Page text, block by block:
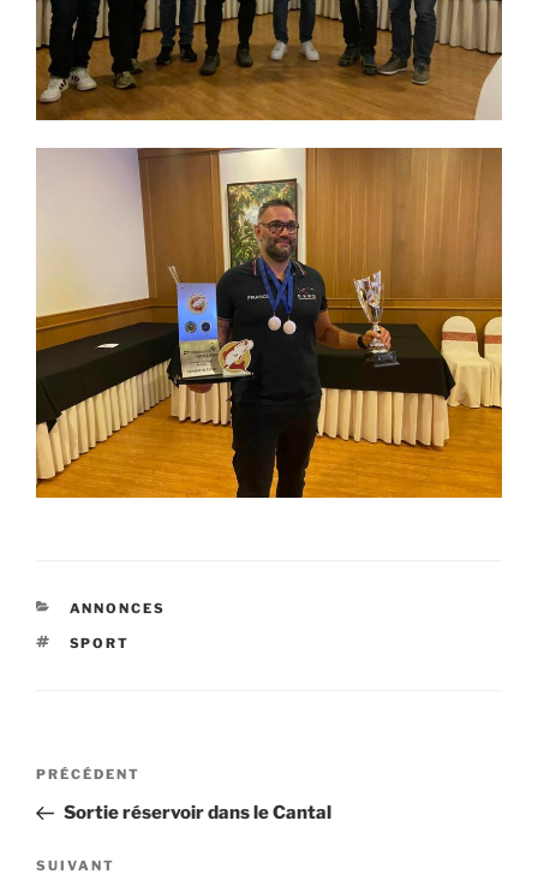
CATÉGORIES
ANNONCES
ÉTIQUETTES
SPORT
Navigation
l’article
Article
précédent
PRÉCÉDENT
Sortie réservoir dans le Cantal
Article
SUIVANT